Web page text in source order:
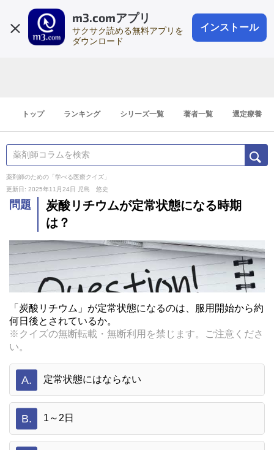
m3.comアプリ
サクサク読める無料アプリを
ダウンロード
インストール
会員登録
登録1分
トップ ランキング シリーズ一覧 著者一覧 選定療養
薬剤師のための「学べる医療クイズ」
更新日: 2025年11月24日
児島 悠史
問題
炭酸リチウムが定常状態になる時期
は？
「炭酸リチウム」が定常状態になるのは、服用開始から約
何日後とされているか。
※クイズの無断転載・無断利用を禁じます。ご注意くださ
い。
A. 定常状態にはならない
B. 1～2日